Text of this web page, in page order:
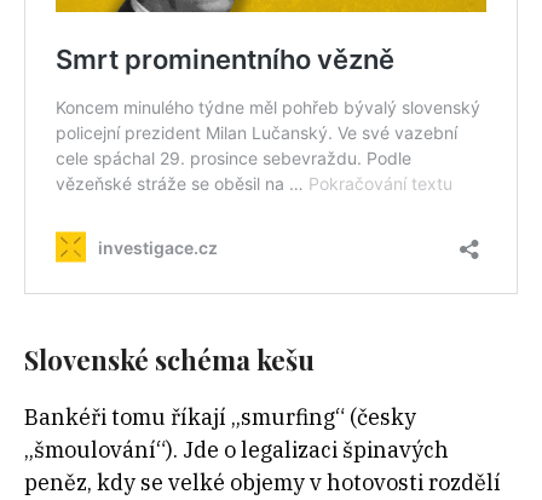
Slovenské schéma kešu
Bankéři tomu říkají „smurfing“ (česky
„šmoulování“). Jde o legalizaci špinavých
peněz, kdy se velké objemy v hotovosti rozdělí